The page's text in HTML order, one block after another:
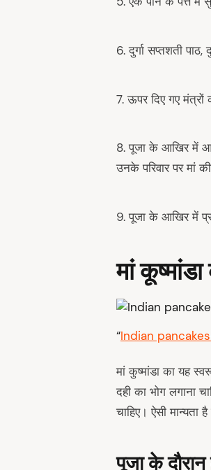
6. दुर्गा सप्तशती पाठ,
7. ऊपर दिए गए मंत्रों
8. पूजा के आखिर में
उनके परिवार पर मां
9. पूजा के आखिर में
मां
“Indian
मां कुष्मांडा का यह
दही का भोग लगाना
चाहिए। ऐसी मान्यता
पूजा के